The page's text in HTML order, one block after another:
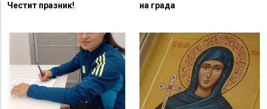
Честит празник!
на града